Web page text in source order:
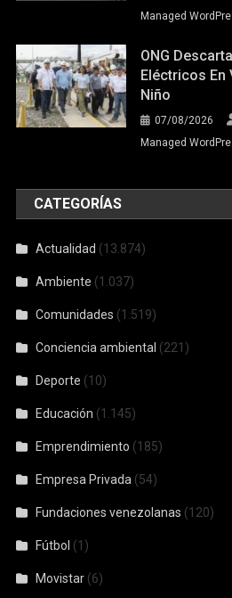
Managed
ONG
Eléctricos En
Niño
07/08/2026
Managed
CATEGORÍAS
Actualidad (13.874)
Ambiente (1.037)
Comunidades (1.519)
Conciencia ambiental (221)
Deporte (10)
Educación (1.145)
Emprendimiento (185)
Empresa Privada (54)
Fundaciones venezolanas (120)
Fútbol (1)
Movistar (6)